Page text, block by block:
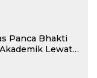
Panca Bhakti
Lewat